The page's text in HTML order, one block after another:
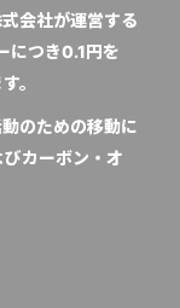
会社が運営する
につき0.1円を
。
のための移動に
カーボン・オ